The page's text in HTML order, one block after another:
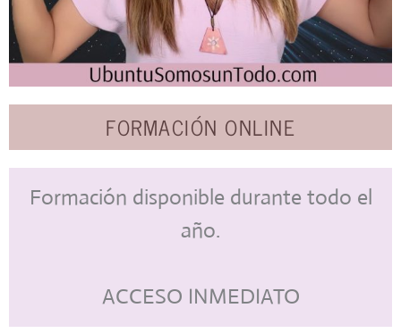
FORMACIÓN ONLINE
Formación disponible durante todo el
año.
ACCESO INMEDIATO